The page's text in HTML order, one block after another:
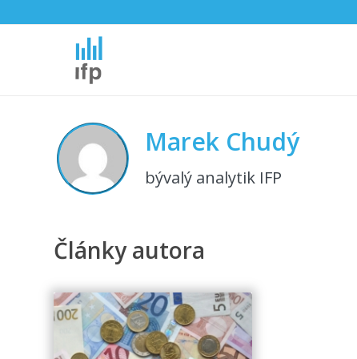
Marek Chudý
bývalý analytik IFP
Články autora